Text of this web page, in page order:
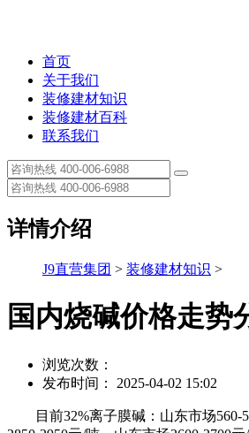
首页
关于我们
装修建材知识
装修建材百科
联系我们
详情介绍
J9直营集团 > 装修建材知识 >
国内烧碱价格走势
浏览次数：
发布时间： 2025-04-02 15:02
目前32%离子膜碱：山东市场560-